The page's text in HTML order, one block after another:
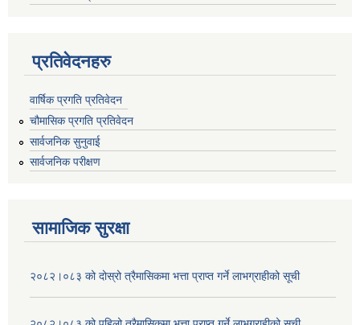
प्रतिवेदनहरु
वार्षिक प्रगति प्रतिवेदन
चौमासिक प्रगति प्रतिवेदन
सार्वजनिक सुनुवाई
सार्वजनिक परीक्षण
सामाजिक सुरक्षा
२०८२।०८३ को दोस्रो त्रैमासिकमा भत्ता प्राप्‍त गर्ने लाभग्राहीको सूची